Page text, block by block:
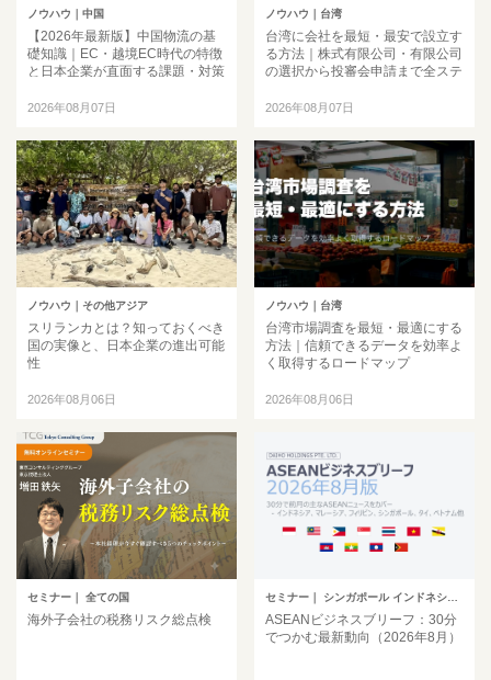
ノウハウ ｜中国
【2026年最新版】中国物流の基
礎知識｜EC・越境EC時代の特徴
と日本企業が直面する課題・対策
2026年08月07日
ノウハウ ｜台湾
台湾に会社を最短・最安で設立す
る方法｜株式有限公司・有限公司
の選択から投審会申請まで全ステ
2026年08月07日
ノウハウ ｜その他アジア
スリランカとは？知っておくべき
国の実像と、日本企業の進出可能
性
2026年08月06日
ノウハウ ｜台湾
台湾市場調査を最短・最適にする
方法｜信頼できるデータを効率よ
く取得するロードマップ
2026年08月06日
セミナー ｜ 全ての国
海外子会社の税務リスク総点検
セミナー ｜ シンガポール インドネシア ベトナム タイ フィリピン マレーシア ミャンマー カンボジア その他アジア
ASEANビジネスブリーフ：30分
でつかむ最新動向（2026年8月）